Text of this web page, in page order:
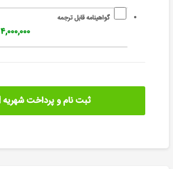
گواهینامه قابل ترجمه
۴,۰۰۰,۰۰۰ تومان
ثبت نام و پرداخت شهریه